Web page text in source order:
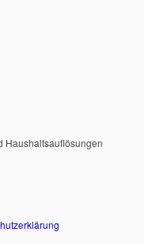
Haushaltsauflösungen